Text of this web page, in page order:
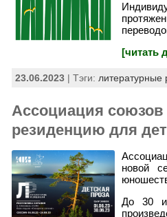
[читать
23.06.2023| Тэги: литературные
Ассоциация союзов
резиденцию для
новой
До 30